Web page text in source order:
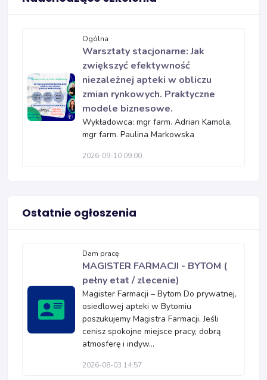
Ogólna
Warsztaty stacjonarne: Jak
zwiększyć efektywność
niezależnej apteki w obliczu
zmian rynkowych. Praktyczne
modele biznesowe.
Wykładowca: mgr farm. Adrian Kamola,
mgr farm. Paulina Markowska
2026-09-10 09:00
Ostatnie ogłoszenia
Dam pracę
MAGISTER FARMACJI - BYTOM (
pełny etat / zlecenie)
Magister Farmacji – Bytom Do prywatnej,
osiedlowej apteki w Bytomiu
poszukujemy Magistra Farmacji. Jeśli
cenisz spokojne miejsce pracy, dobrą
atmosferę i indyw...
2026-08-03 14:57